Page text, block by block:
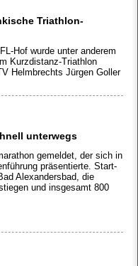
Triathlon-
Hof wurde unter anderem
Kurzdistanz-Triathlon
Helmbrechts Jürgen Goller
unterwegs
gemeldet, der sich in
präsentierte. Start-
Alexandersbad, die
und insgesamt 800